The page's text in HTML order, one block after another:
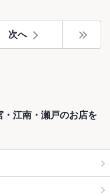
次へ
江南・瀬戸のお店を